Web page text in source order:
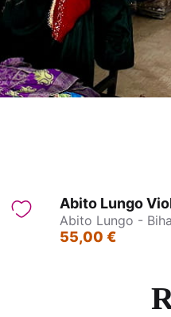
Abito Lungo
Abito Lungo -
55,00 €